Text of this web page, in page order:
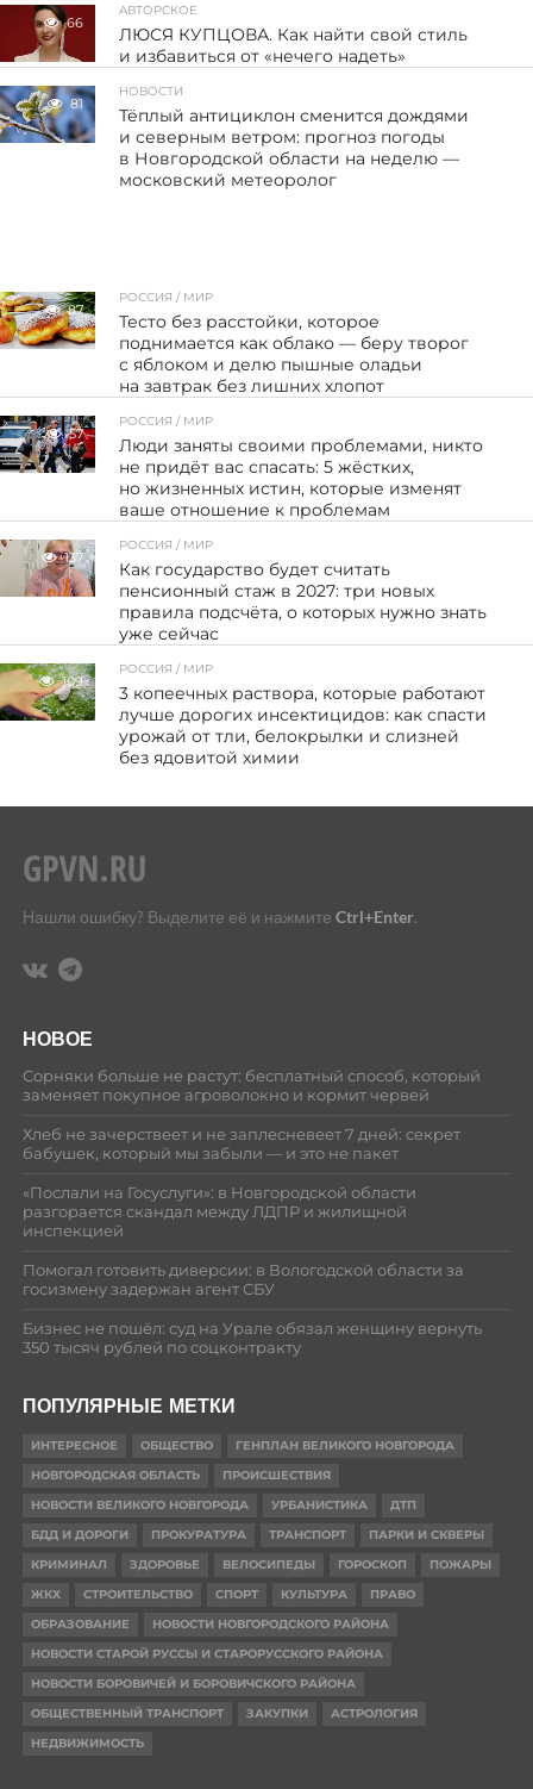
66
АВТОРСКОЕ
ЛЮСЯ КУПЦОВА. Как найти свой стиль
и избавиться от «нечего надеть»
81
НОВОСТИ
Тёплый антициклон сменится дождями
и северным ветром: прогноз погоды
в Новгородской области на неделю —
московский метеоролог
87
РОССИЯ / МИР
Тесто без расстойки, которое
поднимается как облако — беру творог
с яблоком и делю пышные оладьи
на завтрак без лишних хлопот
57
РОССИЯ / МИР
Люди заняты своими проблемами, никто
не придёт вас спасать: 5 жёстких,
но жизненных истин, которые изменят
ваше отношение к проблемам
137
РОССИЯ / МИР
Как государство будет считать
пенсионный стаж в 2027: три новых
правила подсчёта, о которых нужно знать
уже сейчас
109
РОССИЯ / МИР
3 копеечных раствора, которые работают
лучше дорогих инсектицидов: как спасти
урожай от тли, белокрылки и слизней
без ядовитой химии
Нашли ошибку? Выделите её и нажмите Ctrl+Enter.
НОВОЕ
Сорняки больше не растут: бесплатный способ, который
заменяет покупное агроволокно и кормит червей
Хлеб не зачерствеет и не заплесневеет 7 дней: секрет
бабушек, который мы забыли — и это не пакет
«Послали на Госуслуги»: в Новгородской области
разгорается скандал между ЛДПР и жилищной
инспекцией
Помогал готовить диверсии: в Вологодской области за
госизмену задержан агент СБУ
Бизнес не пошёл: суд на Урале обязал женщину вернуть
350 тысяч рублей по соцконтракту
ПОПУЛЯРНЫЕ МЕТКИ
ИНТЕРЕСНОЕ ОБЩЕСТВО
ГЕНПЛАН ВЕЛИКОГО НОВГОРОДА
НОВГОРОДСКАЯ ОБЛАСТЬ
ПРОИСШЕСТВИЯ
НОВОСТИ ВЕЛИКОГО НОВГОРОДА
УРБАНИСТИКА
ДТП
БДД И ДОРОГИ
ПРОКУРАТУРА ТРАНСПОРТ
ПАРКИ И СКВЕРЫ
КРИМИНАЛ
ЗДОРОВЬЕ ВЕЛОСИПЕДЫ ГОРОСКОП
ПОЖАРЫ
ЖКХ
СТРОИТЕЛЬСТВО СПОРТ КУЛЬТУРА
ПРАВО
ОБРАЗОВАНИЕ
НОВОСТИ НОВГОРОДСКОГО РАЙОНА
НОВОСТИ СТАРОЙ РУССЫ И СТАРОРУССКОГО РАЙОНА
НОВОСТИ БОРОВИЧЕЙ И БОРОВИЧСКОГО РАЙОНА
ОБЩЕСТВЕННЫЙ ТРАНСПОРТ
ЗАКУПКИ
АСТРОЛОГИЯ
НЕДВИЖИМОСТЬ